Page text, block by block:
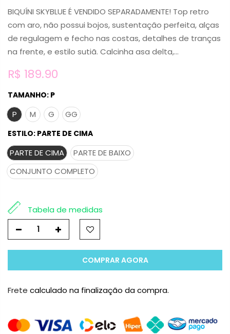
BIQUÍNI SKYBLUE É VENDIDO SEPARADAMENTE! Top retro
com aro, não possui bojos, sustentação perfeita, alças
de regulagem e fecho nas costas, detalhes de tranças
na frente, e estilo sutiã. Calcinha asa delta,...
R$ 189.90
TAMANHO: P
P M G GG
ESTILO: PARTE DE CIMA
PARTE DE CIMA
PARTE DE BAIXO
CONJUNTO COMPLETO
Tabela de medidas
COMPRAR AGORA
Frete calculado na finalização da compra.